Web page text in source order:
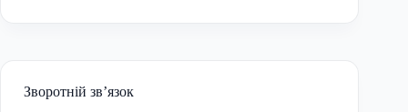
Зворотній зв’язок